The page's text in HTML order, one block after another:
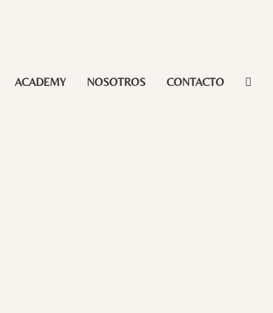
ACADEMY NOSOTROS CONTACTO